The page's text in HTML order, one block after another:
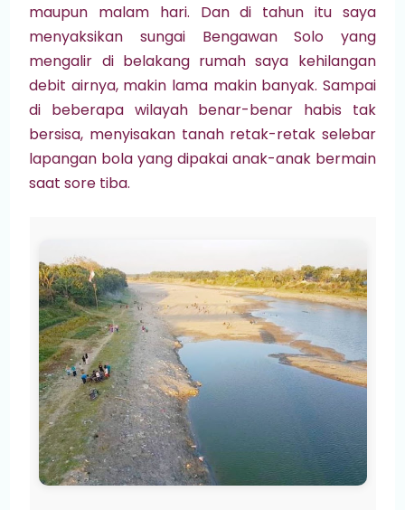
maupun malam hari. Dan di tahun itu saya
menyaksikan sungai Bengawan Solo yang
mengalir di belakang rumah saya kehilangan
debit airnya, makin lama makin banyak. Sampai
di beberapa wilayah benar-benar habis tak
bersisa, menyisakan tanah retak-retak selebar
lapangan bola yang dipakai anak-anak bermain
saat sore tiba.